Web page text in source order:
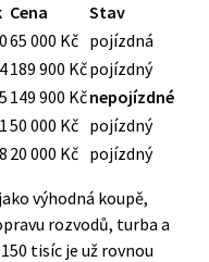
Cena
Stav
65 000 Kč pojízdná
189 900 Kčpojízdný
149 900 Kčnepojízdné
50 000 Kč pojízdný
20 000 Kč pojízdný
výhodná koupě,
rozvodů, turba a
tisíc je už rovnou